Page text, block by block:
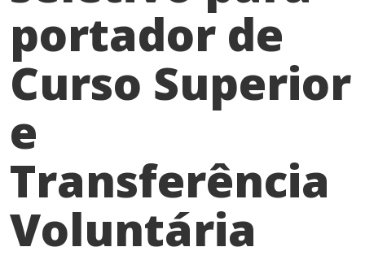
portador de
Curso Superior
e
Transferência
Voluntária